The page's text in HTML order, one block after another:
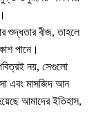
শুদ্ধতার বীজ, তাহলে
পানে।
নয়, সেগুলো
এবং মাসজিদ আন
আমাদের ইতিহাস,